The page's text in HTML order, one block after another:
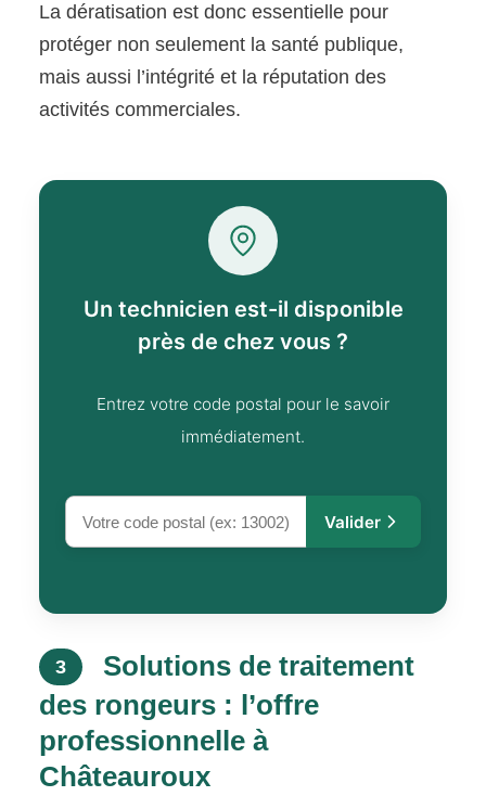
La dératisation est donc essentielle pour
protéger non seulement la santé publique,
mais aussi l’intégrité et la réputation des
activités commerciales.
Un technicien est-il disponible
près de chez vous ?
Entrez votre code postal pour le savoir
immédiatement.
Valider
3
Solutions de traitement
des rongeurs : l’offre
professionnelle à
Châteauroux